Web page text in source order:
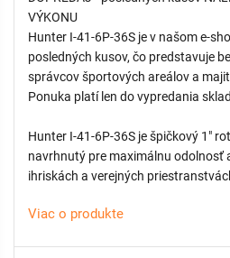
odvodneniu potrubia cez najnižšie
- Vysoký výkon a stabilita:
mazaný vodou a konštruovaný tak,
používaniu na profesionálnych
- Široký dosah: S dostrekom až
VÝKONU
Hunter I-41-6P-36S je v našom e-
posledných kusov, čo predstavuje
správcov športových areálov a
Ponuka platí len do vypredania
Hunter I-41-6P-36S je špičkový 1"
navrhnutý pre maximálnu odolnosť
ihriskách a verejných
bezproblémové zavlažovanie aj pri
Viac o produkte